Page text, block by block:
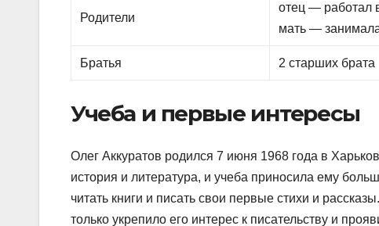
Родители
отец — работал
мать —
Братья 2 старших брата
Учеба и первые интересы
Олег Аккуратов родился 7 июня 1968 года в
история и литература, и учеба приносила ему
читать книги и писать свои первые стихи и
только укрепило его интерес к писательству и